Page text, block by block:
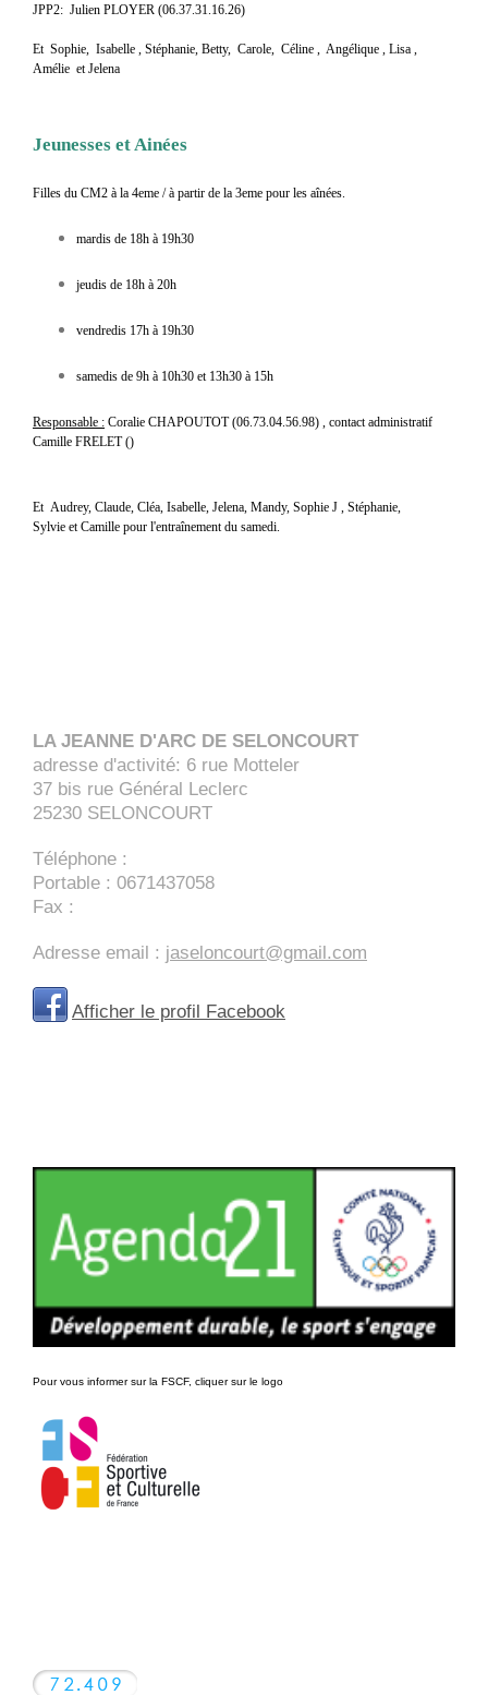
JPP2: Julien PLOYER (06.37.31.16.26)
Et Sophie, Isabelle , Stéphanie, Betty, Carole, Céline , Angélique , Lisa ,
Amélie et Jelena
Jeunesses et Ainées
Filles du CM2 à la 4eme / à partir de la 3eme pour les aînées.
mardis de 18h à 19h30
jeudis de 18h à 20h
vendredis 17h à 19h30
samedis de 9h à 10h30 et 13h30 à 15h
Responsable : Coralie CHAPOUTOT (06.73.04.56.98) , contact administratif
Camille FRELET ()
Et Audrey, Claude, Cléa, Isabelle, Jelena, Mandy, Sophie J , Stéphanie,
Sylvie et Camille pour l'entraînement du samedi.
LA JEANNE D'ARC DE SELONCOURT
adresse d'activité: 6 rue Motteler
37 bis rue Général Leclerc
25230 SELONCOURT
Téléphone :
Portable : 0671437058
Fax :
Adresse email : jaseloncourt@gmail.com
Afficher le profil Facebook
Pour vous informer sur la FSCF, cliquer sur le logo